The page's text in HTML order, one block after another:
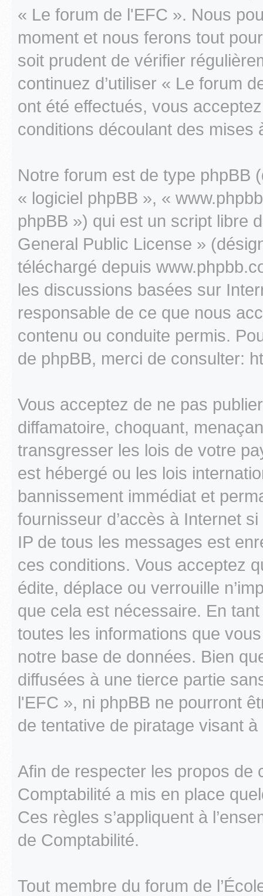
« Le forum de l'EFC ». Nous
moment et nous ferons tout
soit prudent de vérifier
continuez d’utiliser « Le forum
ont été effectués, vous
conditions découlant des mises
Notre forum est de type phpBB
« logiciel phpBB », «
phpBB ») qui est un script libre
General Public License »
téléchargé depuis
les discussions basées sur
responsable de ce que nous
contenu ou conduite permis.
de phpBB, merci de consulter:
Vous acceptez de ne pas
diffamatoire, choquant,
transgresser les lois de votre
est hébergé ou les lois
bannissement immédiat et
fournisseur d’accès à Internet
IP de tous les messages est
ces conditions. Vous acceptez
édite, déplace ou verrouille
que cela est nécessaire. En
toutes les informations que
notre base de données. Bien
diffusées à une tierce partie
l'EFC », ni phpBB ne pourront
de tentative de piratage visant
Afin de respecter les propos de
Comptabilité a mis en place
Ces règles s’appliquent à
de Comptabilité.
Tout membre du forum de